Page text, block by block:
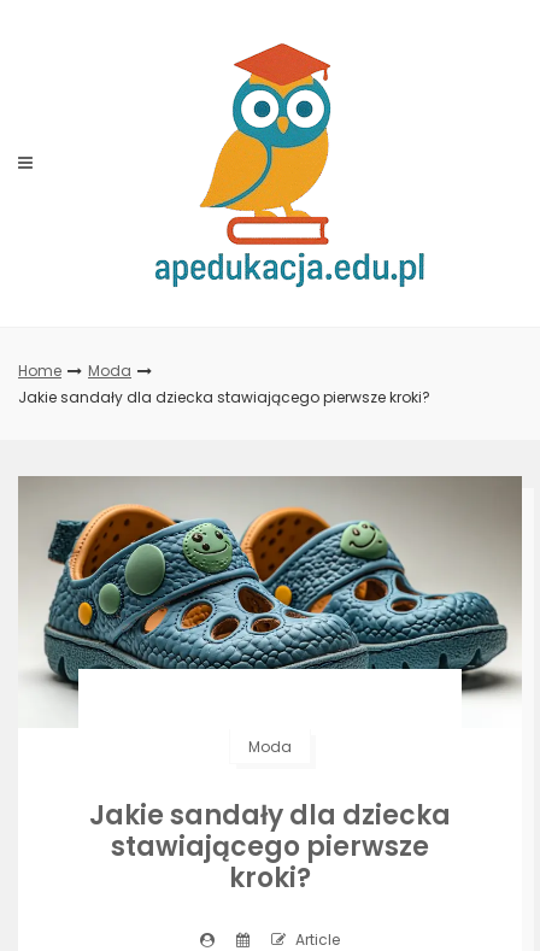
Home
Moda
Jakie sandały dla dziecka stawiającego pierwsze kroki?
Moda
Jakie sandały dla dziecka
stawiającego pierwsze
kroki?
Article